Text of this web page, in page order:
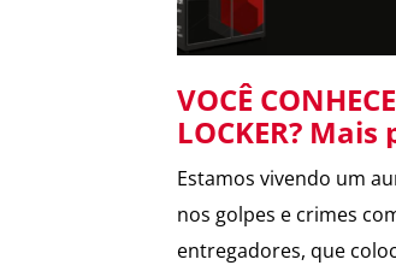
VOCÊ
LOCKER?
segurança
entregas no
Estamos vivendo um
nos golpes e crimes
entregadores, que